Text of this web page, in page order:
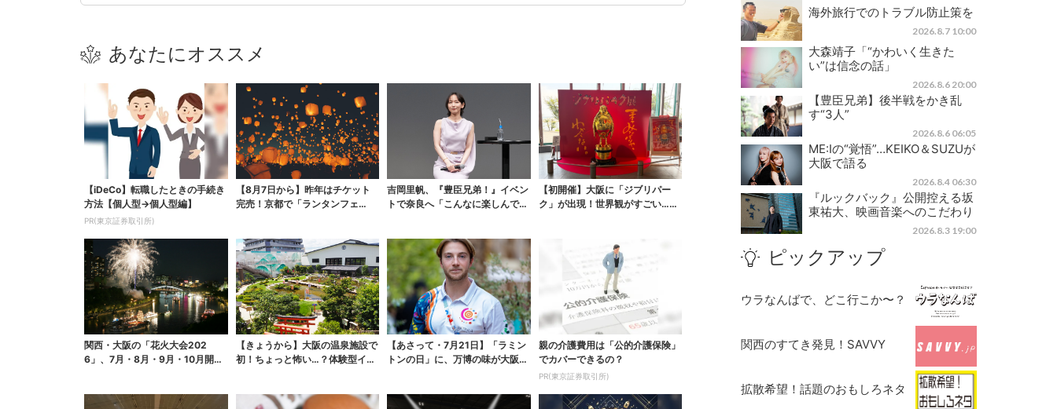
あなたにオススメ
【iDeCo】転職したときの手続き
方法【個人型→個人型編】
PR(東京証券取引所)
【8月7日から】昨年はチケット
完売！京都で「ランタンフェ
吉岡里帆、『豊臣兄弟！』イベン
トで奈良へ「こんなに楽しんでも
【初開催】大阪に「ジブリパー
ク」が出現！世界観がすごい…細
関西・大阪の「花火大会202
6」、7月・8月・9月・10月開催
【きょうから】大阪の温泉施設で
初！ちょっと怖い…？体験型イベ
【あさって・7月21日】「ラミン
トンの日」に、万博の味が大阪で
親の介護費用は「公的介護保険」
でカバーできるの？
PR(東京証券取引所)
海外旅行でのトラブル防止策を
2026.8.7 10:00
大森靖子「“かわいく生きた
い”は信念の話」
2026.8.6 20:00
【豊臣兄弟】後半戦をかき乱
す“3人”
2026.8.6 06:05
ME:Iの“覚悟”…KEIKO＆SUZUが
大阪で語る
2026.8.4 06:30
『ルックバック』公開控える坂
東祐大、映画音楽へのこだわり
2026.8.3 19:00
ピックアップ
ウラなんばで、どこ行こか〜？
関西のすてき発見！SAVVY
拡散希望！話題のおもしろネタ